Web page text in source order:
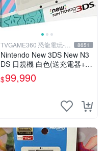
TVGAME360 恐龍電玩-台
中店
8651
Nintendo New 3DS New N3
DS 日規機 白色(送充電器+保
護貼)【台中恐龍電玩】
$99,990